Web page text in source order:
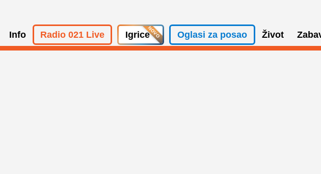
Info Radio 021 Live Igrice Oglasi za posao Život